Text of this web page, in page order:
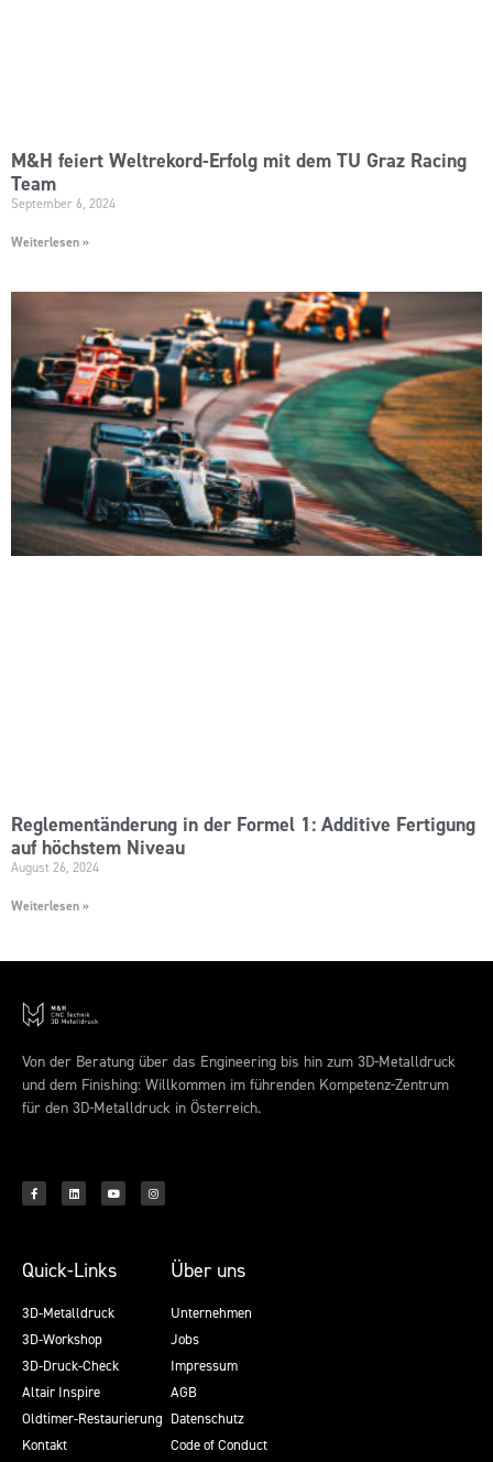
M&H feiert Weltrekord-Erfolg mit dem TU Graz Racing
Team
September 6, 2024
Weiterlesen »
Reglementänderung in der Formel 1: Additive Fertigung
auf höchstem Niveau
August 26, 2024
Weiterlesen »
Von der Beratung über das Engineering bis hin zum 3D-Metalldruck
und dem Finishing: Willkommen im führenden Kompetenz-Zentrum
für den 3D-Metalldruck in Österreich.
Quick-Links
3D-Metalldruck
3D-Workshop
3D-Druck-Check
Altair Inspire
Oldtimer-Restaurierung
Kontakt
Über uns
Unternehmen
Jobs
Impressum
AGB
Datenschutz
Code of Conduct